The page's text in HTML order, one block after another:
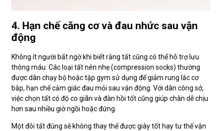
4. Hạn chế căng cơ và đau nhức sau vận
động
Không ít người bất ngờ khi biết rằng tất cũng có thể hỗ trợ lưu
thông máu. Các loại tất nén nhẹ (compression socks) thường
được dân chạy bộ hoặc tập gym sử dụng để giảm rung lắc cơ
bắp, hạn chế cảm giác đau mỏi sau vận động. Với dân công sở,
việc chọn tất có độ co giãn và đàn hồi tốt cũng giúp chân dễ chịu
hơn sau nhiều giờ ngồi hoặc đứng.
Một đôi tất đúng sẽ không thay thế được giày tốt hay tư thế vận